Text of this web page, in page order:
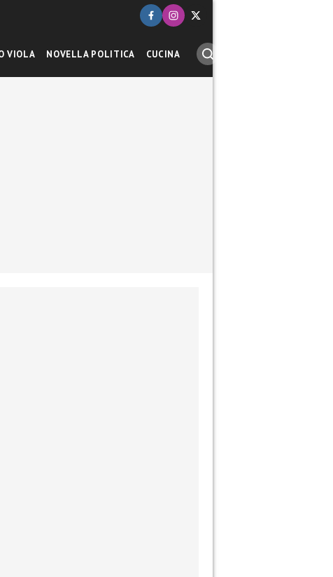
VIOLA NOVELLA POLITICA CUCINA